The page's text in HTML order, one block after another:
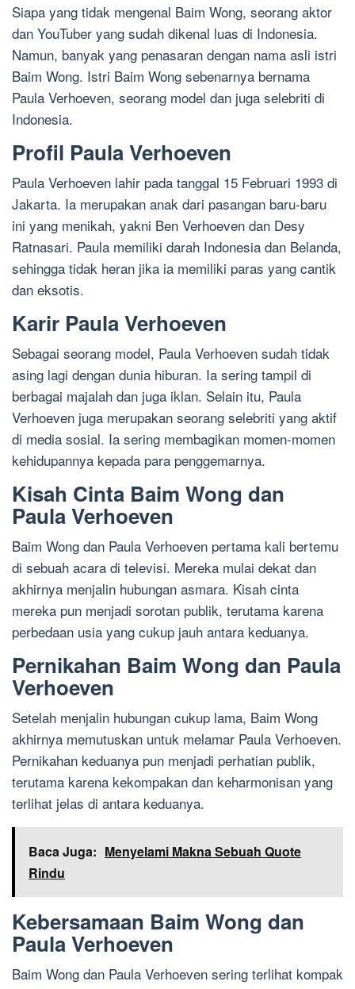
Siapa yang tidak mengenal Baim Wong, seorang aktor
dan YouTuber yang sudah dikenal luas di Indonesia.
Namun, banyak yang penasaran dengan nama asli istri
Baim Wong. Istri Baim Wong sebenarnya bernama
Paula Verhoeven, seorang model dan juga selebriti di
Indonesia.
Profil Paula Verhoeven
Paula Verhoeven lahir pada tanggal 15 Februari 1993 di
Jakarta. Ia merupakan anak dari pasangan baru-baru
ini yang menikah, yakni Ben Verhoeven dan Desy
Ratnasari. Paula memiliki darah Indonesia dan Belanda,
sehingga tidak heran jika ia memiliki paras yang cantik
dan eksotis.
Karir Paula Verhoeven
Sebagai seorang model, Paula Verhoeven sudah tidak
asing lagi dengan dunia hiburan. Ia sering tampil di
berbagai majalah dan juga iklan. Selain itu, Paula
Verhoeven juga merupakan seorang selebriti yang aktif
di media sosial. Ia sering membagikan momen-momen
kehidupannya kepada para penggemarnya.
Kisah Cinta Baim Wong dan
Paula Verhoeven
Baim Wong dan Paula Verhoeven pertama kali bertemu
di sebuah acara di televisi. Mereka mulai dekat dan
akhirnya menjalin hubungan asmara. Kisah cinta
mereka pun menjadi sorotan publik, terutama karena
perbedaan usia yang cukup jauh antara keduanya.
Pernikahan Baim Wong dan Paula
Verhoeven
Setelah menjalin hubungan cukup lama, Baim Wong
akhirnya memutuskan untuk melamar Paula Verhoeven.
Pernikahan keduanya pun menjadi perhatian publik,
terutama karena kekompakan dan keharmonisan yang
terlihat jelas di antara keduanya.
Baca Juga: Menyelami Makna Sebuah Quote
Rindu
Kebersamaan Baim Wong dan
Paula Verhoeven
Baim Wong dan Paula Verhoeven sering terlihat kompak